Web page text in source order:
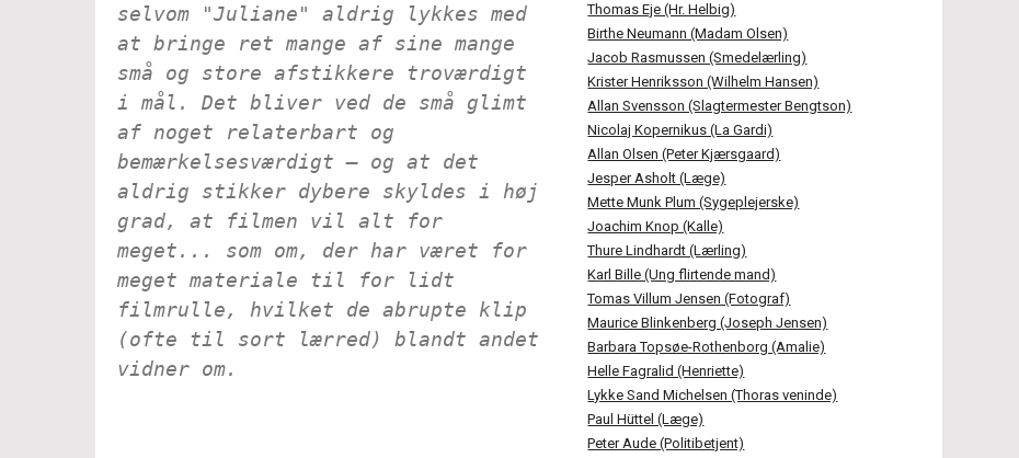
selvom "Juliane" aldrig lykkes med
at bringe ret mange af sine mange
små og store afstikkere troværdigt
i mål. Det bliver ved de små glimt
af noget relaterbart og
bemærkelsesværdigt – og at det
aldrig stikker dybere skyldes i høj
grad, at filmen vil alt for
meget... som om, der har været for
meget materiale til for lidt
filmrulle, hvilket de abrupte klip
(ofte til sort lærred) blandt andet
vidner om.
Thomas Eje (Hr. Helbig)
Birthe Neumann (Madam Olsen)
Jacob Rasmussen (Smedelærling)
Krister Henriksson (Wilhelm Hansen)
Allan Svensson (Slagtermester Bengtson)
Nicolaj Kopernikus (La Gardi)
Allan Olsen (Peter Kjærsgaard)
Jesper Asholt (Læge)
Mette Munk Plum (Sygeplejerske)
Joachim Knop (Kalle)
Thure Lindhardt (Lærling)
Karl Bille (Ung flirtende mand)
Tomas Villum Jensen (Fotograf)
Maurice Blinkenberg (Joseph Jensen)
Barbara Topsøe-Rothenborg (Amalie)
Helle Fagralid (Henriette)
Lykke Sand Michelsen (Thoras veninde)
Paul Hüttel (Læge)
Peter Aude (Politibetjent)